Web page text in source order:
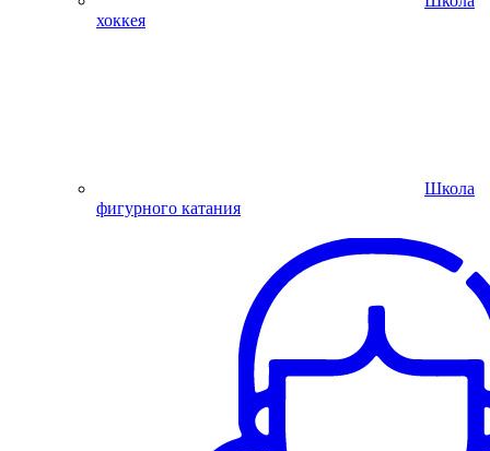
хоккея
Школа
фигурного катания